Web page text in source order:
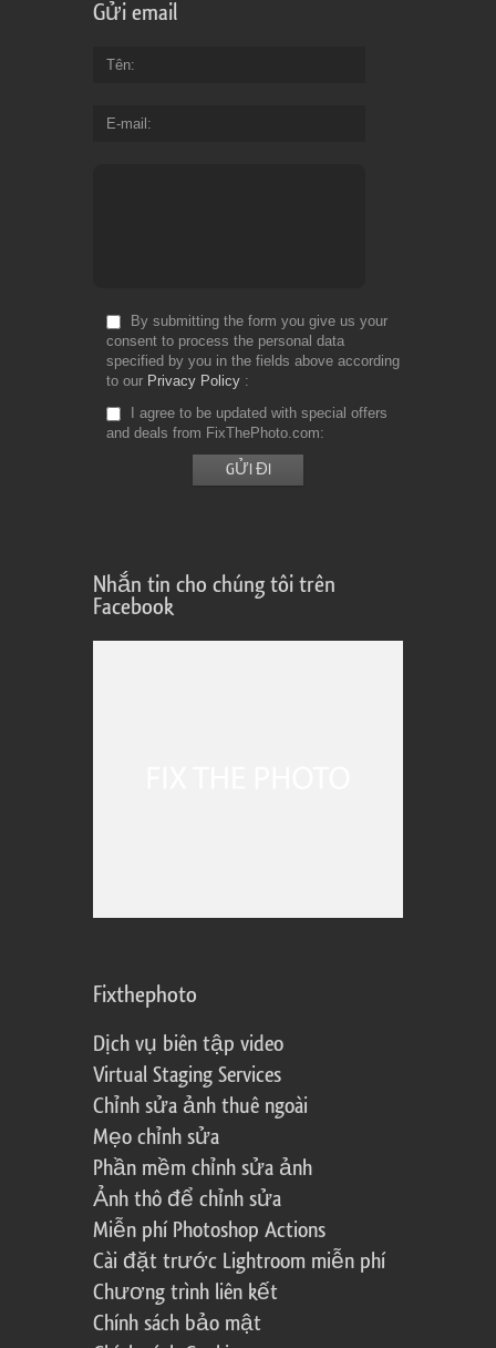
Gửi email
Tên
E-mail
By submitting the form you give us your
consent to process the personal data
specified by you in the fields above according
to our Privacy Policy
I agree to be updated with special offers
and deals from FixThePhoto.com
Nhắn tin cho chúng tôi trên
Facebook
Fixthephoto
Dịch vụ biên tập video
Virtual Staging Services
Chỉnh sửa ảnh thuê ngoài
Mẹo chỉnh sửa
Phần mềm chỉnh sửa ảnh
Ảnh thô để chỉnh sửa
Miễn phí Photoshop Actions
Cài đặt trước Lightroom miễn phí
Chương trình liên kết
Chính sách bảo mật